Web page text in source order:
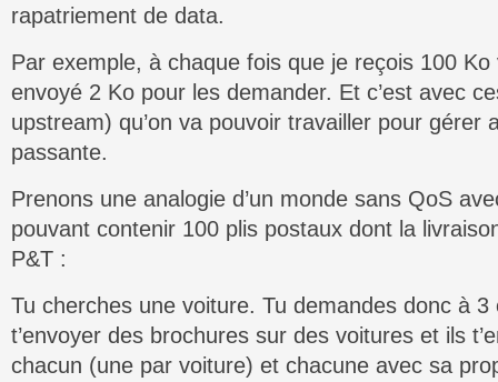
rapatriement de data.
Par exemple, à chaque fois que je reçois 100 Ko
envoyé 2 Ko pour les demander. Et c’est avec
upstream) qu’on va pouvoir travailler pour gérer
passante.
Prenons une analogie d’un monde sans QoS
pouvant contenir 100 plis postaux dont la
P&T :
Tu cherches une voiture. Tu demandes donc à 3
t’envoyer des brochures sur des voitures et ils
chacun (une par voiture) et chacune avec sa